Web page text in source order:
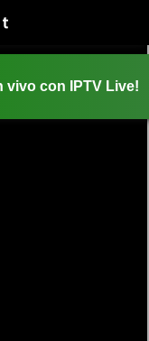
vivo con IPTV Live!